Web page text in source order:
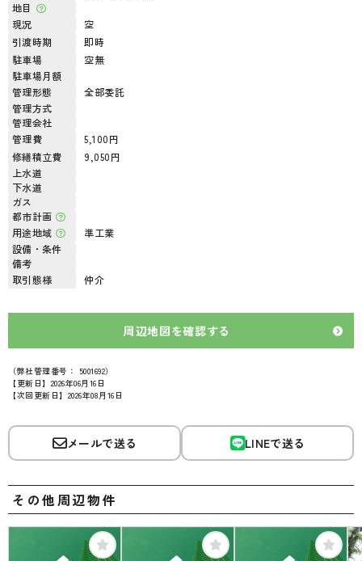
地目
現況
空
引渡時期
即時
駐車場
空無
駐車場月額
管理形態
全部委託
管理方式
管理会社
管理費
5,100円
修繕積立費
9,050円
上水道
下水道
ガス
都市計画
用途地域
準工業
設備・条件
備考
取引態様
仲介
周辺地図を確認する
（弊社管理番号： 5001692）
【更新日】2026年06月16日
【次回更新日】2026年08月16日
メールで送る LINEで送る
その他周辺物件